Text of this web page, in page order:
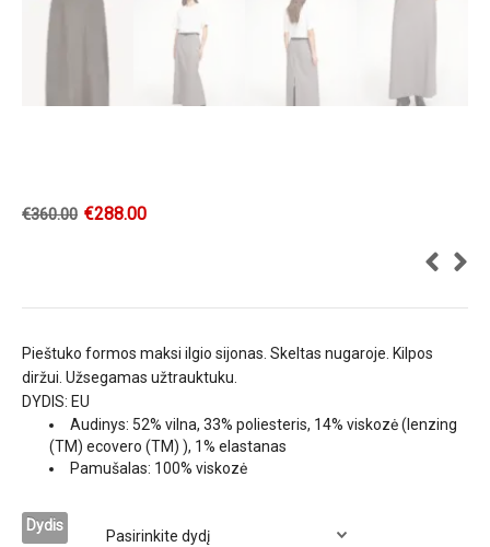
€360.00 €288.00
Pieštuko formos maksi ilgio sijonas. Skeltas nugaroje. Kilpos
diržui. Užsegamas užtrauktuku.
DYDIS: EU
Audinys: 52% vilna, 33% poliesteris, 14% viskozė (lenzing
(TM) ecovero (TM) ), 1% elastanas
Pamušalas: 100% viskozė
Dydis